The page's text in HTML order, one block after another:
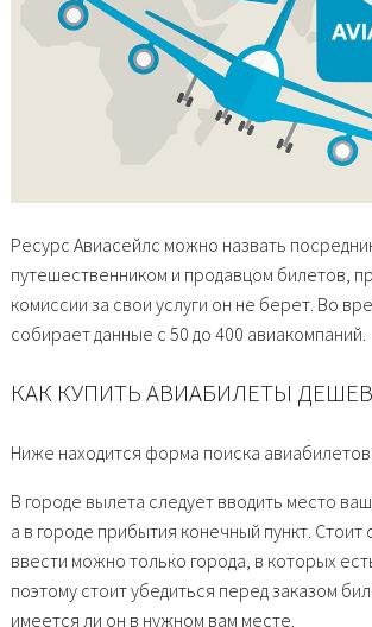
Ресурс Авиасейлс можно назвать
путешественником и продавцом билетов,
комиссии за свои услуги он не берет. Во
собирает данные с 50 до 400 авиакомпаний.
КАК КУПИТЬ АВИАБИЛЕТЫ
Ниже находится форма поиска авиабилетов:
В городе вылета следует вводить место
а в городе прибытия конечный пункт. Стоит
ввести можно только города, в которых
поэтому стоит убедиться перед заказом
имеется ли он в нужном вам месте.